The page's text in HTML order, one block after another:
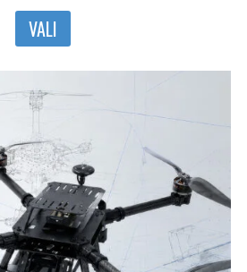
VALI
Sellel
varianti.
saab
teha
tootelehel.